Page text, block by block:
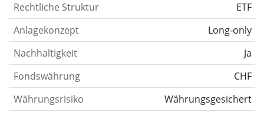
Rechtliche Struktur
ETF
Anlagekonzept
Long-only
Nachhaltigkeit
Ja
Fondswährung
CHF
Währungsrisiko
Währungsgesichert